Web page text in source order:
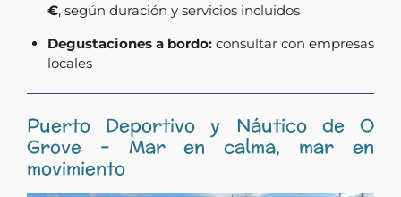
€, según duración y servicios incluidos
Degustaciones a bordo:consultar con empresas
locales
Puerto Deportivo y Náutico de O
Grove – Mar en calma, mar en
movimiento